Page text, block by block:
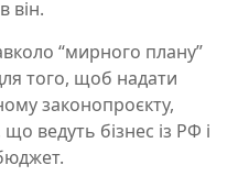
він.
“мирного плану”
того, щоб надати
законопроєкту,
ведуть бізнес із РФ і